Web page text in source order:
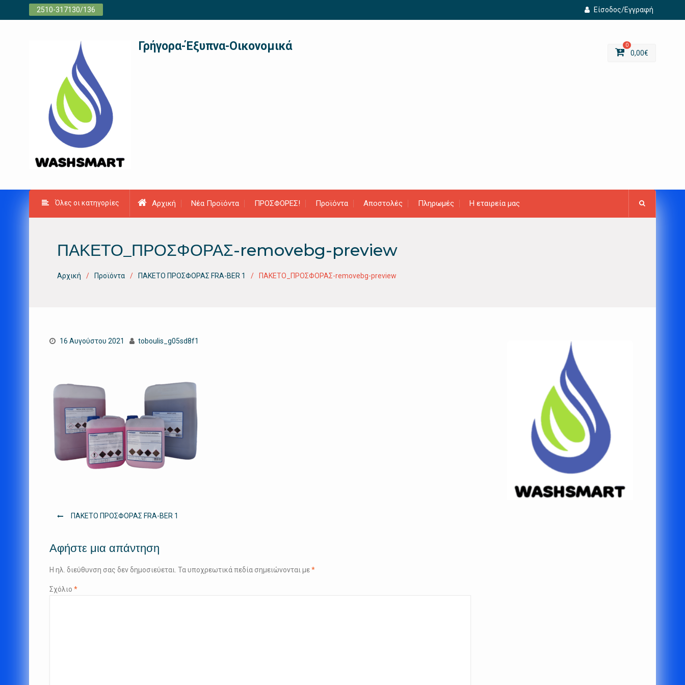
Προχωρήστε
2510-317130/136 Είσοδος/Εγγραφή
Γρήγορα-Έξυπνα-Οικονομικά 0
0,00€
Όλες οι κατηγορίες Αρχική Νέα Προϊόντα ΠΡΟΣΦΟΡΕΣ! Προϊόντα Αποστολές Πληρωμές Η εταιρεία μας
ΠΑΚΕΤΟ_ΠΡΟΣΦΟΡΑΣ-removebg-preview
Αρχική Προϊόντα ΠΑΚΕΤΟ ΠΡΟΣΦΟΡΑΣ FRA-BER 1 ΠΑΚΕΤΟ_ΠΡΟΣΦΟΡΑΣ-removebg-preview
16 Αυγούστου 2021 toboulis_g05sd8f1
Πλοήγηση
ΠΑΚΕΤΟ ΠΡΟΣΦΟΡΑΣ FRA-BER 1
Αφήστε μια απάντηση
Η ηλ. διεύθυνση σας δεν δημοσιεύεται. Τα υποχρεωτικά πεδία σημειώνονται με*
Σχόλιο *